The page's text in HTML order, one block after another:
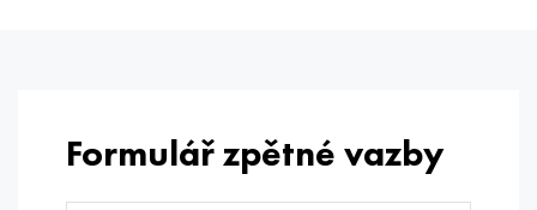
Formulář zpětné vazby